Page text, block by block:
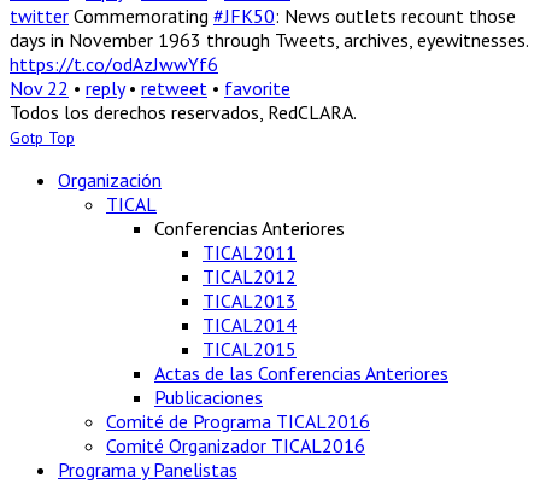
twitter Commemorating #JFK50: News outlets recount those
days in November 1963 through Tweets, archives, eyewitnesses.
https://t.co/odAzJwwYf6
Nov 22 • reply• retweet • favorite
Todos los derechos reservados, RedCLARA.
Gotp Top
Organización
TICAL
Conferencias Anteriores
TICAL2011
TICAL2012
TICAL2013
TICAL2014
TICAL2015
Actas de las Conferencias Anteriores
Publicaciones
Comité de Programa TICAL2016
Comité Organizador TICAL2016
Programa y Panelistas